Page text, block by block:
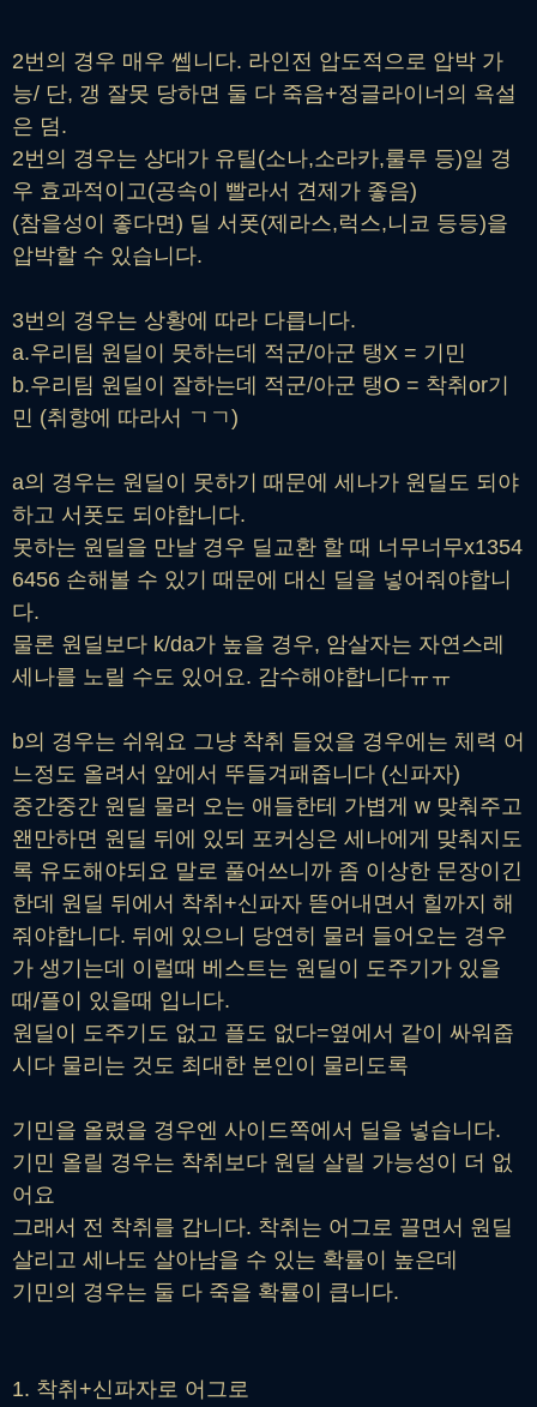
2번의 경우 매우 쎕니다. 라인전 압도적으로 압박 가
능/ 단, 갱 잘못 당하면 둘 다 죽음+정글라이너의 욕설
은 덤.
2번의 경우는 상대가 유틸(소나,소라카,룰루 등)일 경
우 효과적이고(공속이 빨라서 견제가 좋음)
(참을성이 좋다면) 딜 서폿(제라스,럭스,니코 등등)을
압박할 수 있습니다.
3번의 경우는 상황에 따라 다릅니다.
a.우리팀 원딜이 못하는데 적군/아군 탱X = 기민
b.우리팀 원딜이 잘하는데 적군/아군 탱O = 착취or기
민 (취향에 따라서 ㄱㄱ)
a의 경우는 원딜이 못하기 때문에 세나가 원딜도 되야
하고 서폿도 되야합니다.
못하는 원딜을 만날 경우 딜교환 할 때 너무너무x1354
6456 손해볼 수 있기 때문에 대신 딜을 넣어줘야합니
다.
물론 원딜보다 k/da가 높을 경우, 암살자는 자연스레
세나를 노릴 수도 있어요. 감수해야합니다ㅠㅠ
b의 경우는 쉬워요 그냥 착취 들었을 경우에는 체력 어
느정도 올려서 앞에서 뚜들겨패줍니다 (신파자)
중간중간 원딜 물러 오는 애들한테 가볍게 w 맞춰주고
왠만하면 원딜 뒤에 있되 포커싱은 세나에게 맞춰지도
록 유도해야되요 말로 풀어쓰니까 좀 이상한 문장이긴
한데 원딜 뒤에서 착취+신파자 뜯어내면서 힐까지 해
줘야합니다. 뒤에 있으니 당연히 물러 들어오는 경우
가 생기는데 이럴때 베스트는 원딜이 도주기가 있을
때/플이 있을때 입니다.
원딜이 도주기도 없고 플도 없다=옆에서 같이 싸워줍
시다 물리는 것도 최대한 본인이 물리도록
기민을 올렸을 경우엔 사이드쪽에서 딜을 넣습니다.
기민 올릴 경우는 착취보다 원딜 살릴 가능성이 더 없
어요
그래서 전 착취를 갑니다. 착취는 어그로 끌면서 원딜
살리고 세나도 살아남을 수 있는 확률이 높은데
기민의 경우는 둘 다 죽을 확률이 큽니다.
1. 착취+신파자로 어그로